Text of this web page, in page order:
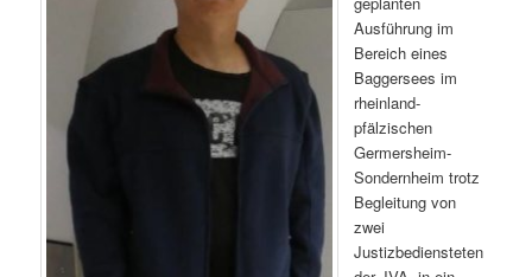
Ausführung im
Bereich eines
Baggersees im
rheinland-
pfälzischen
Germersheim-
Sondernheim trotz
Begleitung von
zwei
Justizbediensteten